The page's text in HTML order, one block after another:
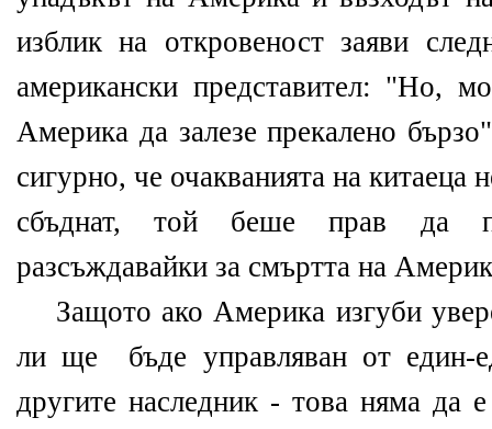
изблик на откровеност заяви
американски представител: "Но,
Америка да залезе прекалено
сигурно, че очакванията на китаеца
сбъднат, той беше прав да
разсъждавайки за смъртта на
Защото ако Америка изгуби
ли ще бъде управляван от един-
другите наследник - това няма да